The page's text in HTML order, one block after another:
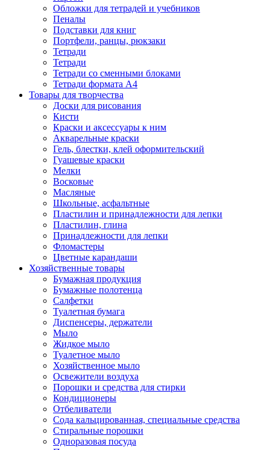
Обложки для тетрадей и учебников
Пеналы
Подставки для книг
Портфели, ранцы, рюкзаки
Тетради
Тетради
Тетради со сменными блоками
Тетради формата А4
Товары для творчества
Доски для рисования
Кисти
Краски и аксессуары к ним
Акварельные краски
Гель, блестки, клей оформительский
Гуашевые краски
Мелки
Восковые
Масляные
Школьные, асфальтные
Пластилин и принадлежности для лепки
Пластилин, глина
Принадлежности для лепки
Фломастеры
Цветные карандаши
Хозяйственные товары
Бумажная продукция
Бумажные полотенца
Салфетки
Туалетная бумага
Диспенсеры, держатели
Мыло
Жидкое мыло
Туалетное мыло
Хозяйственное мыло
Освежители воздуха
Порошки и средства для стирки
Кондиционеры
Отбеливатели
Сода кальцированная, специальные средства
Стиральные порошки
Одноразовая посуда